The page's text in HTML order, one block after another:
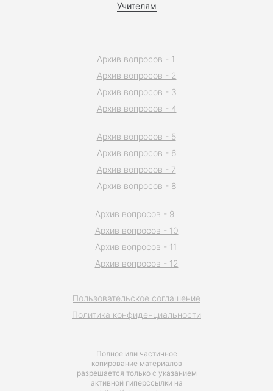
Учителям
Полное или частичное
копирование материалов
разрешается только с указанием
активной гиперссылки на
Пользовательское соглашение
Политика конфиденциальности
Архив вопросов - 1
Архив вопросов - 2
Архив вопросов - 3
Архив вопросов - 4
Архив вопросов - 5
Архив вопросов - 6
Архив вопросов - 7
Архив вопросов - 8
Архив вопросов - 9
Архив вопросов - 10
Архив вопросов - 11
Архив вопросов - 12